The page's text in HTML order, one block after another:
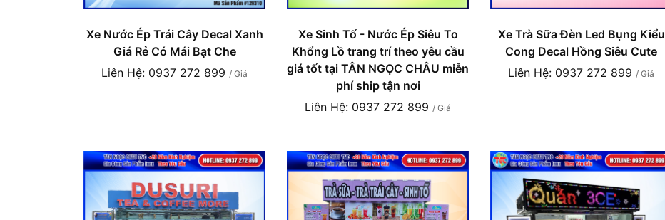
Xe Nước Ép Trái Cây Decal Xanh
Giá Rẻ Có Mái Bạt Che
Liên Hệ: 0937 272 899 / Giá
Xe Sinh Tố - Nước Ép Siêu To
Khổng Lồ trang trí theo yêu cầu
giá tốt tại TÂN NGỌC CHÂU miễn
phí ship tận nơi
Liên Hệ: 0937 272 899 / Giá
Xe Trà Sữa Đèn Led Bụng Kiểu
Cong Decal Hồng Siêu Cute
Liên Hệ: 0937 272 899 / Giá